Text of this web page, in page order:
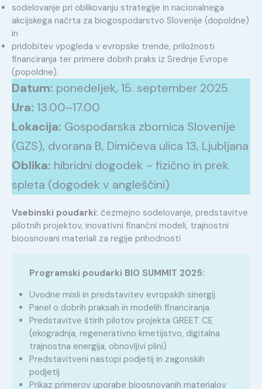
sodelovanje pri oblikovanju strategije in nacionalnega
akcijskega načrta za biogospodarstvo Slovenije (dopoldne)
in
pridobitev vpogleda v evropske trende, priložnosti
financiranja ter primere dobrih praks iz Srednje Evrope
(popoldne).
Datum: ponedeljek, 15. september 2025
Ura: 13.00–17.00
Lokacija: Gospodarska zbornica Slovenije
(GZS), dvorana B, Dimičeva ulica 13, Ljubljana
Oblika: hibridni dogodek – fizično in prek
spleta (dogodek v angleščini)
Vsebinski poudarki: čezmejno sodelovanje, predstavitve
pilotnih projektov, inovativni finančni modeli, trajnostni
bioosnovani materiali za regije prihodnosti
Programski poudarki BIO SUMMIT 2025:
Uvodne misli in predstavitev evropskih sinergij
Panel o dobrih praksah in modelih financiranja
Predstavitve štirih pilotov projekta GREET CE
(ekogradnja, regenerativno kmetijstvo, digitalna
trajnostna energija, obnovljivi plini)
Predstavitveni nastopi podjetij in zagonskih
podjetij
Prikaz primerov uporabe bioosnovanih materialov